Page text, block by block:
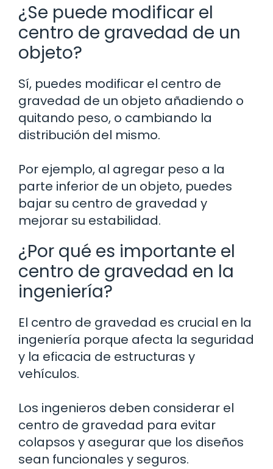
¿Se puede modificar el
centro de gravedad de un
objeto?
Sí, puedes modificar el centro de
gravedad de un objeto añadiendo o
quitando peso, o cambiando la
distribución del mismo.
Por ejemplo, al agregar peso a la
parte inferior de un objeto, puedes
bajar su centro de gravedad y
mejorar su estabilidad.
¿Por qué es importante el
centro de gravedad en la
ingeniería?
El centro de gravedad es crucial en la
ingeniería porque afecta la seguridad
y la eficacia de estructuras y
vehículos.
Los ingenieros deben considerar el
centro de gravedad para evitar
colapsos y asegurar que los diseños
sean funcionales y seguros.